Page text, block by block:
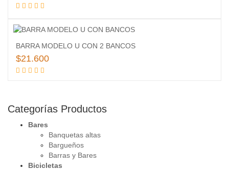
BARRA MODELO U CON 2 BANCOS
$21.600
Categorías Productos
Bares
Banquetas altas
Bargueños
Barras y Bares
Bicicletas